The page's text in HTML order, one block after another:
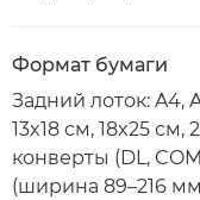
Формат бумаги
Задний лоток: A4,
13x18 см, 18x25 см,
конверты (DL,
(ширина 89–216